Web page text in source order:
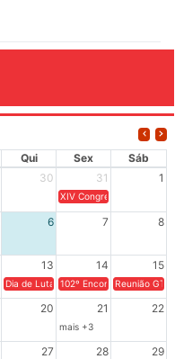
Qui Sex
Sáb
30 31 1
XIV Congresso Brasileiro
6 7 8
13 14 15
Dia de Luta em Defesa de Cuba e da
102º Encontro da
Reunião
20 21 22
mais +3
27 28 29